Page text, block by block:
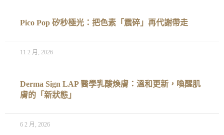
Pico Pop 矽秒極光：把色素「震碎」再代謝帶走
11 2 月, 2026
Derma Sign LAP 醫學乳酸煥膚：溫和更新，喚醒肌
膚的「新狀態」
6 2 月, 2026